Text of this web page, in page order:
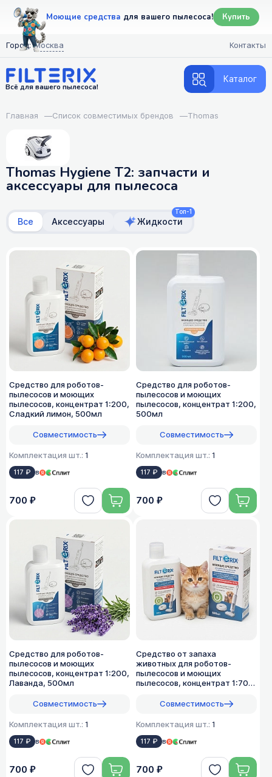
Моющие средства для вашего пылесоса! Купить
Город: Москва Контакты
Всё для вашего пылесоса!
Каталог
Главная —Список совместимых брендов —Thomas
Thomas Hygiene T2: запчасти и
аксессуары для пылесоса
Все Аксессуары
Топ-1
Жидкости
Средство для роботов-
пылесосов и моющих
пылесосов, концентрат 1:200,
Сладкий лимон, 500мл
Совместимость
Комплектация шт.: 1
117 ₽ в
700 ₽
Средство для роботов-
пылесосов и моющих
пылесосов, концентрат 1:200,
500мл
Совместимость
Комплектация шт.: 1
117 ₽ в
700 ₽
Средство для роботов-
пылесосов и моющих
пылесосов, концентрат 1:200,
Лаванда, 500мл
Совместимость
Комплектация шт.: 1
117 ₽ в
700 ₽
Средство от запаха
животных для роботов-
пылесосов и моющих
пылесосов, концентрат 1:70,
Совместимость
Комплектация шт.: 1
117 ₽ в
700 ₽